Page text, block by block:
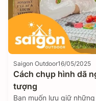
Saigon Outdoor16/05/2025
Cách chụp hình dã
tượng
Bạn muốn lưu giữ